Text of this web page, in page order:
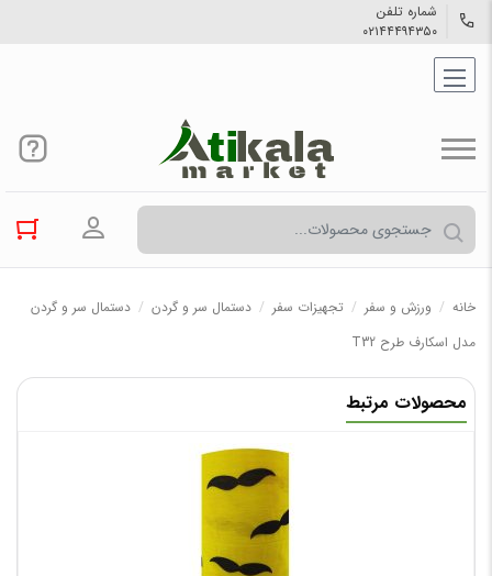
شماره تلفن
۰۲۱۴۴۴۹۴۳۵۰
ورود به
خانه / ورزش و سفر / تجهیزات سفر / دستمال سر و گردن / دستمال سر و گردن
مدل اسکارف طرح T32
محصولات مرتبط